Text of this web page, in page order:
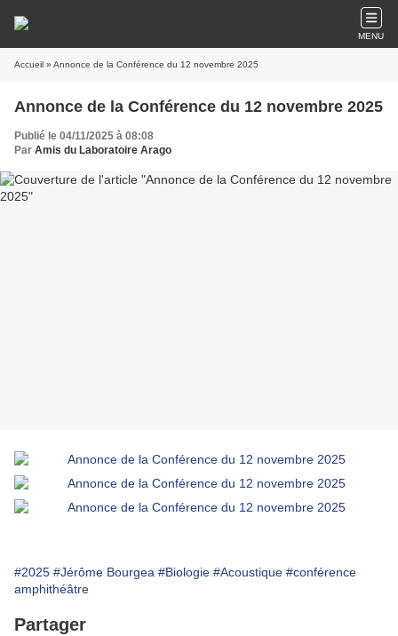
MENU
Accueil » Annonce de la Conférence du 12 novembre 2025
Annonce de la Conférence du 12 novembre 2025
Publié le 04/11/2025 à 08:08
Par Amis du Laboratoire Arago
#2025 #Jérôme Bourgea #Biologie #Acoustique #conférence
amphithéâtre
Partager